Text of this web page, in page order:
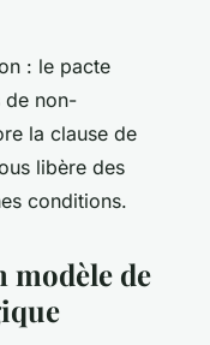
: le pacte
de non-
la clause de
libère des
conditions.
modèle de